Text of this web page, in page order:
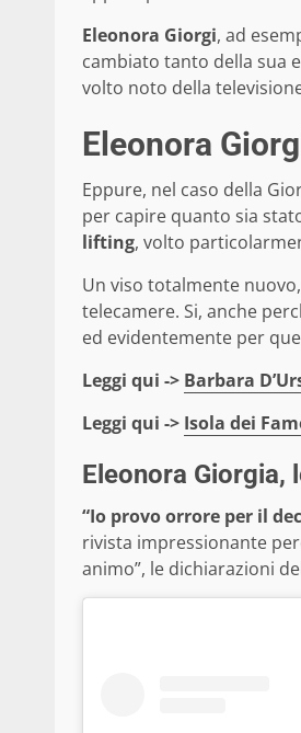
Eleonora Giorgi, ad
cambiato tanto della sua
volto noto della
Eleonora
Eppure, nel caso della
per capire quanto sia
lifting, volto
Un viso totalmente
telecamere. Si, anche
ed evidentemente per
Leggi qui -> Barbara
Leggi qui -> Isola dei
Eleonora Giorgia,
“Io provo orrore per il
rivista impressionante
animo”, le dichiarazioni